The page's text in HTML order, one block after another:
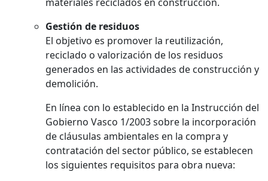
Gestión de residuos
El objetivo es promover la reutilización,
reciclado o valorización de los residuos
generados en las actividades de construcción y
demolición.
En línea con lo establecido en la Instrucción del
Gobierno Vasco 1/2003 sobre la incorporación
de cláusulas ambientales en la compra y
contratación del sector público, se establecen
los siguientes requisitos para obra nueva: